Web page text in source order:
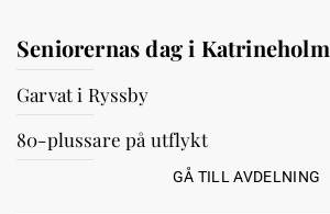
Seniorernas dag i Katrineholm
Garvat i Ryssby
80-plussare på utflykt
GÅ TILL AVDELNING